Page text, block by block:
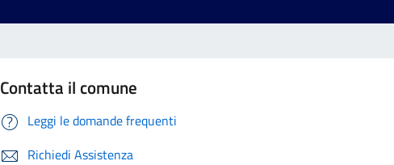
Contatta il comune
Leggi le domande frequenti
Richiedi Assistenza